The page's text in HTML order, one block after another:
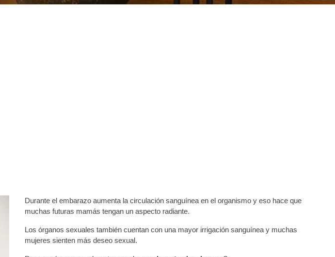
Durante el embarazo aumenta la circulación sanguínea en el organismo y eso hace que
muchas futuras mamás tengan un aspecto radiante.
Los órganos sexuales también cuentan con una mayor irrigación sanguínea y muchas
mujeres sienten más deseo sexual.